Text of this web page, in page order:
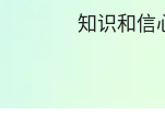
知识和信